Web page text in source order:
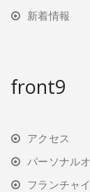
新着情報
front9
アクセス
パーソナル
フランチャ